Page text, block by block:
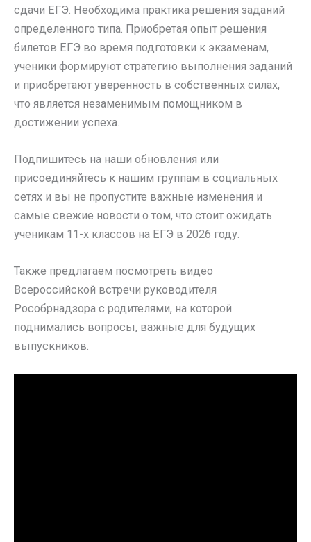
сдачи ЕГЭ. Необходима практика решения заданий
определенного типа. Приобретая опыт решения
билетов ЕГЭ во время подготовки к экзаменам,
ученики формируют стратегию выполнения заданий
и приобретают уверенность в собственных силах,
что является незаменимым помощником в
достижении успеха.
Подпишитесь на наши обновления или
присоединяйтесь к нашим группам в социальных
сетях и вы не пропустите важные изменения и
самые свежие новости о том, что стоит ожидать
ученикам 11-х классов на ЕГЭ в 2026 году.
Также предлагаем посмотреть видео
Всероссийской встречи руководителя
Рособрнадзора с родителями, на которой
поднимались вопросы, важные для будущих
выпускников.